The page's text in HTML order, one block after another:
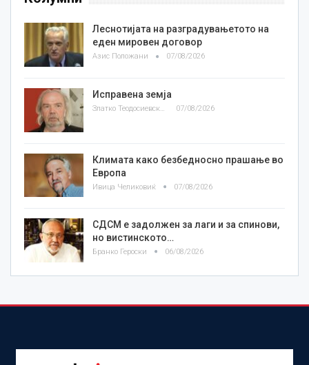
Леснотијата на разградувањетото на
еден мировен договор
Азис Положани 07/08/2026
Исправена земја
Златко Теодосиевски 07/08/2026
Климата како безбедносно прашање во
Европа
Ивица Челиковиќ 07/08/2026
СДСМ е задолжен за лаги и за спинови,
но вистинското…
Бранко Героски 06/08/2026